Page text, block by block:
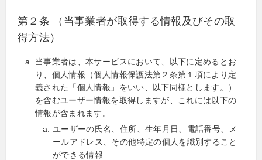
第２条 （当事業者が取得する情報及びその取
得方法）
当事業者は、本サービスにおいて、以下に定めるとお
り、個人情報（個人情報保護法第２条第１項により定
義された「個人情報」をいい、以下同様とします。）
を含むユーザー情報を取得しますが、これには以下の
情報が含まれます。
ユーザーの氏名、住所、生年月日、電話番号、メ
ールアドレス、その他特定の個人を識別すること
ができる情報